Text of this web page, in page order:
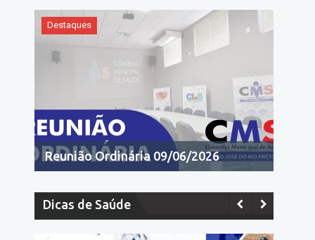
Destaques
Reunião Ordinária 09/06/2026
Dicas de Saúde